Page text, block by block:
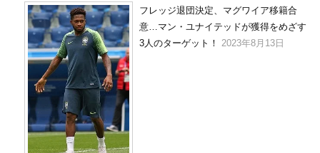
フレッジ退団決定、マグワイア移籍合
意…マン・ユナイテッドが獲得をめざす
3人のターゲット！
2023年8月13日